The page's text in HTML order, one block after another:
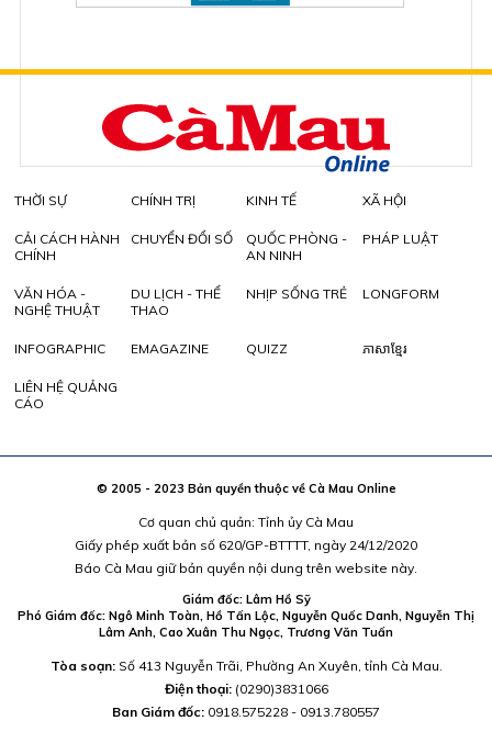
THỜI SỰ CHÍNH TRỊ KINH TẾ XÃ HỘI
CẢI CÁCH HÀNH
CHÍNH
CHUYỂN ĐỔI SỐ
QUỐC PHÒNG -
AN NINH
PHÁP LUẬT
VĂN HÓA -
NGHỆ THUẬT
DU LỊCH - THỂ
THAO
NHỊP SỐNG TRẺ LONGFORM
INFOGRAPHIC EMAGAZINE QUIZZ ភាសាខ្មែរ
LIÊN HỆ QUẢNG
CÁO
© 2005 - 2023 Bản quyền thuộc về Cà Mau Online
Cơ quan chủ quản: Tỉnh ủy Cà Mau
Giấy phép xuất bản số 620/GP-BTTTT, ngày 24/12/2020
Báo Cà Mau giữ bản quyền nội dung trên website này.
Giám đốc: Lâm Hồ Sỹ
Phó Giám đốc: Ngô Minh Toàn, Hồ Tấn Lộc, Nguyễn Quốc Danh, Nguyễn Thị
Lâm Anh, Cao Xuân Thu Ngọc, Trương Văn Tuấn
Tòa soạn:Số 413 Nguyễn Trãi, Phường An Xuyên, tỉnh Cà Mau.
Điện thoại: (0290)3831066
Ban Giám đốc: 0918.575228 - 0913.780557